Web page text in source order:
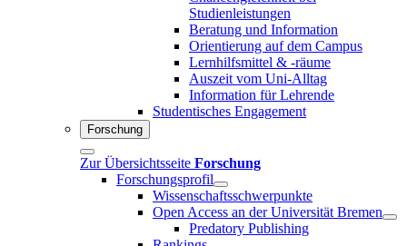
Studienleistungen
Beratung und Information
Orientierung auf dem Campus
Lernhilfsmittel & -räume
Auszeit vom Uni-Alltag
Information für Lehrende
Studentisches Engagement
Forschung
Zur Übersichtsseite Forschung
Forschungsprofil
Wissenschaftsschwerpunkte
Open Access an der Universität Bremen
Predatory Publishing